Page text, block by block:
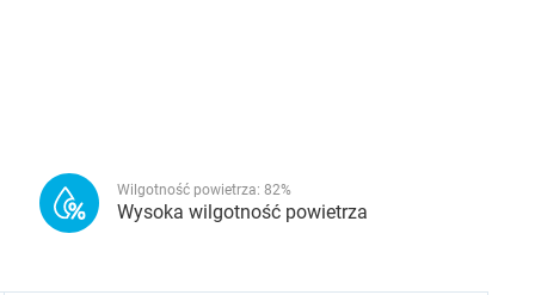
Wilgotność powietrza: 82%
Wysoka wilgotność powietrza